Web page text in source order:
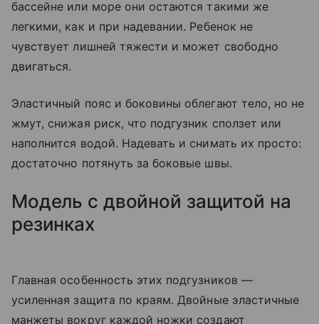
бассейне или море они остаются такими же
легкими, как и при надевании. Ребенок не
чувствует лишней тяжести и может свободно
двигаться.
Эластичный пояс и боковины облегают тело, но не
жмут, снижая риск, что подгузник сползет или
наполнится водой. Надевать и снимать их просто:
достаточно потянуть за боковые швы.
Модель с двойной защитой на
резинках
Главная особенность этих подгузников —
усиленная защита по краям. Двойные эластичные
манжеты вокруг каждой ножки создают